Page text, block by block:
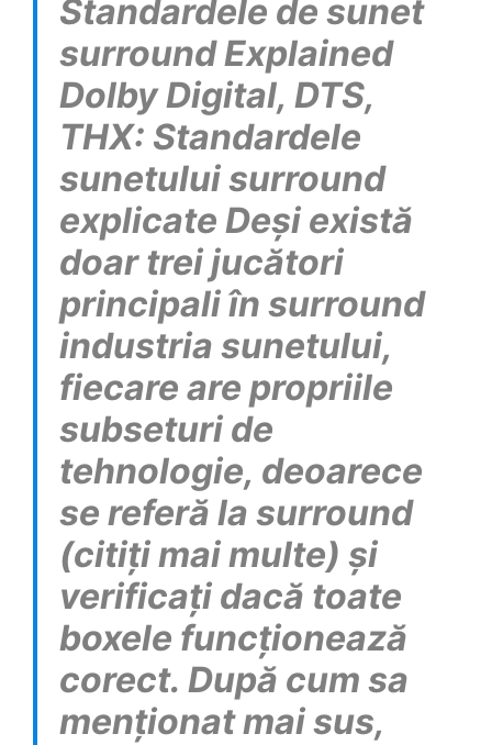
Standardele de sunet
surround Explained
Dolby Digital, DTS,
THX: Standardele
sunetului surround
explicate Deși există
doar trei jucători
principali în surround
industria sunetului,
fiecare are propriile
subseturi de
tehnologie, deoarece
se referă la surround
(citiți mai multe) și
verificați dacă toate
boxele funcționează
corect. După cum sa
menționat mai sus,